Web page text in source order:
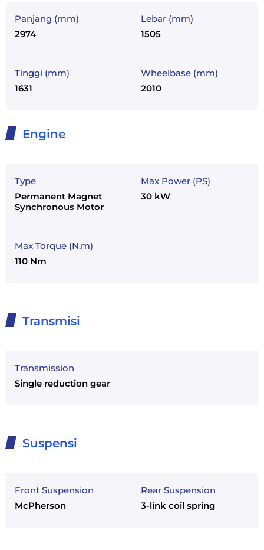
Panjang (mm)
2974
Lebar (mm)
1505
Tinggi (mm)
1631
Wheelbase (mm)
2010
Engine
Type
Permanent Magnet
Synchronous Motor
Max Power (PS)
30 kW
Max Torque (N.m)
110 Nm
Transmisi
Transmission
Single reduction gear
Suspensi
Front Suspension
McPherson
Rear Suspension
3-link coil spring